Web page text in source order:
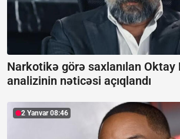
Narkotikə görə saxlanılan Oktay
analizinin nəticəsi açıqlandı
2 Yanvar 08:46